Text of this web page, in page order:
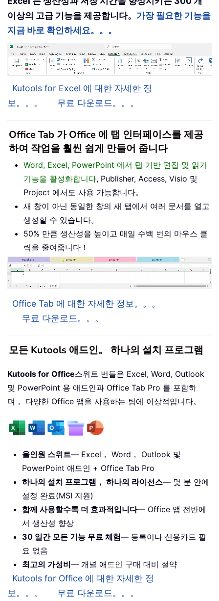
이상의 고급 기능을 제공합니다。 가장 필요한 기능을
지금 바로 확인하세요。。。
Kutools for Excel 에 대한 자세한 정
보。。。
무료 다운로드。。。
Office Tab 가 Office 에 탭 인터페이스를 제공
하여 작업을 훨씬 쉽게 만들어 줍니다
Word, Excel, PowerPoint 에서 탭 기반 편집 및 읽기
기능을 활성화합니다, Publisher, Access, Visio 및
Project 에서도 사용 가능합니다。
새 창이 아닌 동일한 창의 새 탭에서 여러 문서를 열고
생성할 수 있습니다。
50% 만큼 생산성을 높이고 매일 수백 번의 마우스 클
릭을 줄여줍니다！
Office Tab 에 대한 자세한 정보。。。
무료 다운로드。。。
모든 Kutools 애드인。 하나의 설치 프로그램
Kutools for Office스위트 번들은 Excel, Word, Outlook
및 PowerPoint 용 애드인과 Office Tab Pro 를 포함하
며， 다양한 Office 앱을 사용하는 팀에 이상적입니다。
올인원 스위트— Excel， Word， Outlook 및
PowerPoint 애드인 + Office Tab Pro
하나의 설치 프로그램， 하나의 라이선스— 몇 분 안에
설정 완료(MSI 지원)
함께 사용할수록 더 효과적입니다— Office 앱 전반에
서 생산성 향상
30 일간 모든 기능 무료 체험— 등록이나 신용카드 필
요 없음
최고의 가성비— 개별 애드인 구매 대비 절약
Kutools for Office 에 대한 자세한 정
보。。。
무료 다운로드。。。